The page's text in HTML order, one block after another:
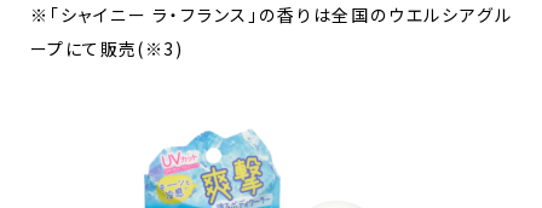
※「シャイニー ラ・フランス」の香りは全国のウエルシアグル
ープにて販売(※3)